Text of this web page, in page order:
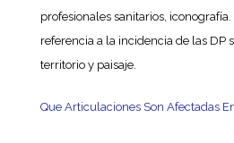
profesionales sanitarios,
referencia a la incidencia de las DP
territorio y paisaje.
Que Articulaciones Son Afectadas